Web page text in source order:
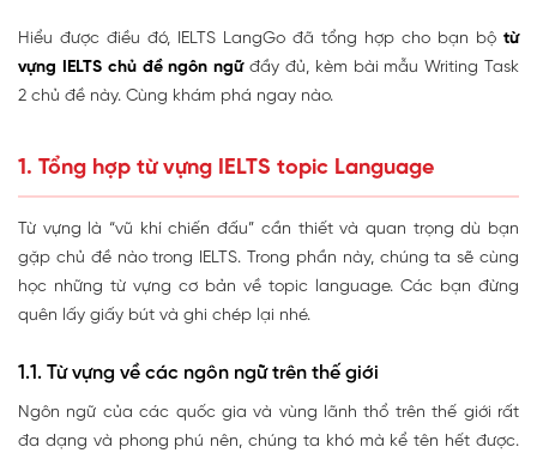
Hiểu được điều đó, IELTS LangGo đã tổng hợp cho bạn bộ từ
vựng IELTS chủ đề ngôn ngữđầy đủ, kèm bài mẫu Writing Task
2 chủ đề này. Cùng khám phá ngay nào.
1. Tổng hợp từ vựng IELTS topic Language
Từ vựng là “vũ khí chiến đấu” cần thiết và quan trọng dù bạn
gặp chủ đề nào trong IELTS. Trong phần này, chúng ta sẽ cùng
học những từ vựng cơ bản về topic language. Các bạn đừng
quên lấy giấy bút và ghi chép lại nhé.
1.1. Từ vựng về các ngôn ngữ trên thế giới
Ngôn ngữ của các quốc gia và vùng lãnh thổ trên thế giới rất
đa dạng và phong phú nên, chúng ta khó mà kể tên hết được.